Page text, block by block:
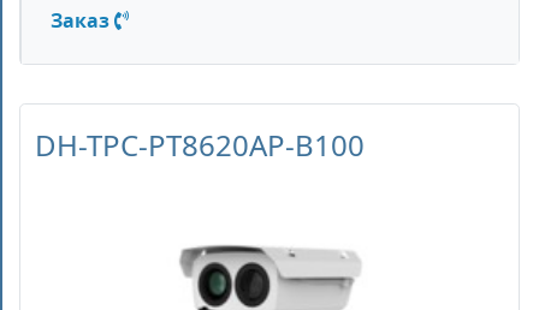
Заказ
DH-TPC-PT8620AP-B100